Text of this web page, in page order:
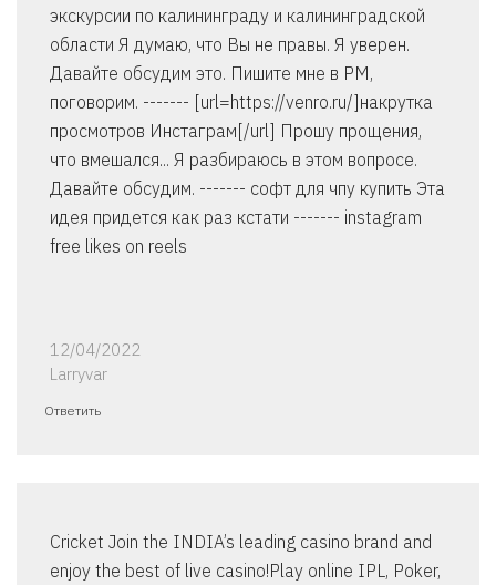
экскурсии по калининграду и калининградской
области Я думаю, что Вы не правы. Я уверен.
Давайте обсудим это. Пишите мне в PM,
поговорим. ------- [url=https://venro.ru/]накрутка
просмотров Инстаграм[/url] Прошу прощения,
что вмешался... Я разбираюсь в этом вопросе.
Давайте обсудим. ------- софт для чпу купить Эта
идея придется как раз кстати ------- instagram
free likes on reels
12/04/2022
Larryvar
Ответить
Cricket Join the INDIA’s leading casino brand and
enjoy the best of live casino!Play online IPL, Poker,